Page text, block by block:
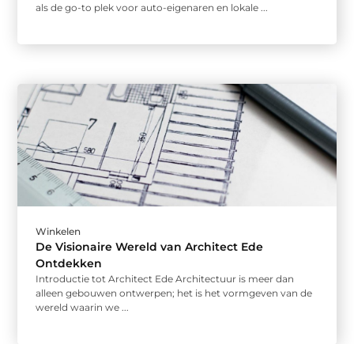
als de go-to plek voor auto-eigenaren en lokale ...
Winkelen
De Visionaire Wereld van Architect Ede
Ontdekken
Introductie tot Architect Ede Architectuur is meer dan
alleen gebouwen ontwerpen; het is het vormgeven van de
wereld waarin we ...